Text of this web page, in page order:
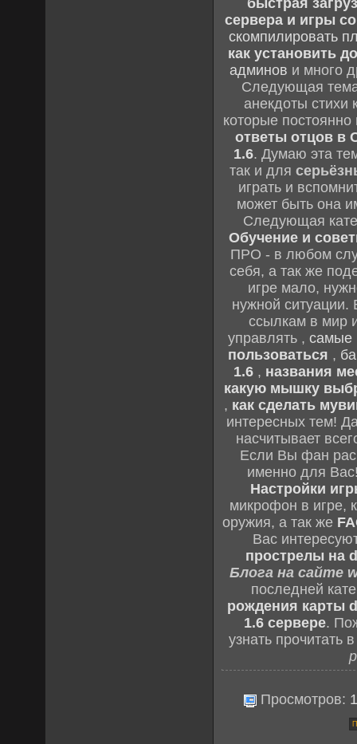
сервера и игры
скомпилировать
как установить
админов и много
Следующая
анекдоты
которые
ответы отцов в
1.6. Думаю эта
так и для
играть и
может быть она
Следующая
Обучение и
ПРО - в любом
себя, а так же
игре мало,
нужной ситуации.
ссылкам в мир
управлять , самые
пользоваться ,
1.6, названия
какую мышку
, как сделать
интересных тем!
насчитывает
Если Вы фан
именно для
Настройки
микрофон в игре,
оружия, а так же
Вас
прострелы на
Блога на сайте
последней
рождения карты
1.6 сервере.
узнать прочитать
Просмотров: